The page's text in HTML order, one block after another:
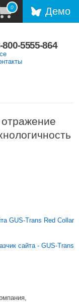
0 Демо
800-5555-864